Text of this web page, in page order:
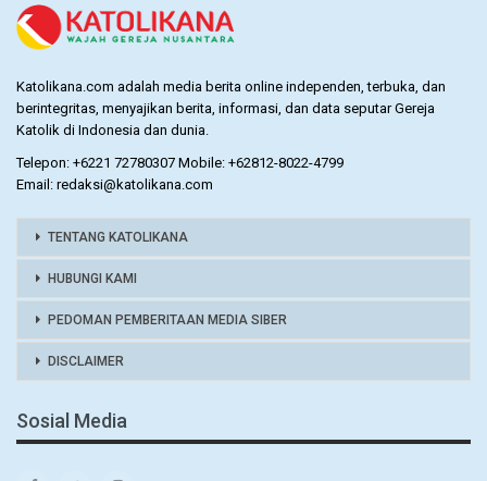
Katolikana.com adalah media berita online independen, terbuka, dan
berintegritas, menyajikan berita, informasi, dan data seputar Gereja
Katolik di Indonesia dan dunia.
Telepon: +6221 72780307 Mobile: +62812-8022-4799
Email: redaksi@katolikana.com
TENTANG KATOLIKANA
HUBUNGI KAMI
PEDOMAN PEMBERITAAN MEDIA SIBER
DISCLAIMER
Sosial Media